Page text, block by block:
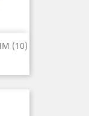
(10)